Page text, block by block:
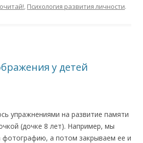
, Психология развития личности.
у детей
упражнениями на развитие памяти
(дочке 8 лет). Например, мы
фотографию, а потом закрываем ее и